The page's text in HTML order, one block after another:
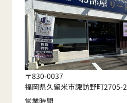
〒830-0037
福岡県久留米市諏訪野町2705-2
営業時間